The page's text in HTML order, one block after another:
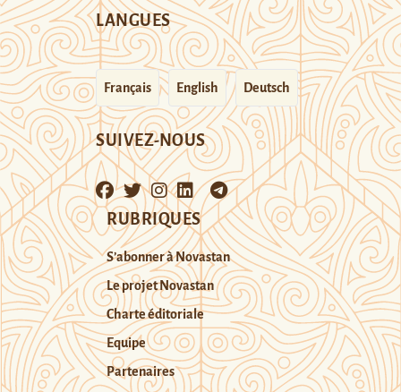
LANGUES
Français English Deutsch
SUIVEZ-NOUS
RUBRIQUES
S’abonner à Novastan
Le projet Novastan
Charte éditoriale
Equipe
Partenaires